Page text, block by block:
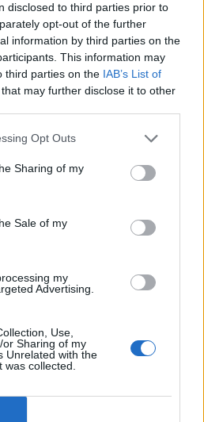
disclosed to third parties prior to
opt-out of the further
information by third parties on the
This information may
third parties on the IAB’s List of
that may further disclose it to other
Opt Outs
Sharing of my
Sale of my
my
Advertising.
Use,
Sharing of my
Unrelated with the
collected.